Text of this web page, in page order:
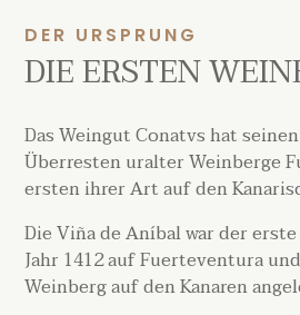
DER URSPRUNG
DIE ERSTEN
Das Weingut Conatvs hat
Überresten uralter Weinberge
ersten ihrer Art auf den
Die Viña de Aníbal war der
Jahr 1412 auf Fuerteventura
Weinberg auf den Kanaren